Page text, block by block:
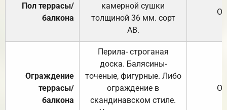
Пол террасы/
балкона
камерной сушки
толщиной 36 мм. сорт
АВ.
Ограждение
террасы/
балкона
Перила- строганая
доска. Балясины-
точеные, фигурные. Либо
ограждение в
скандинавском стиле.